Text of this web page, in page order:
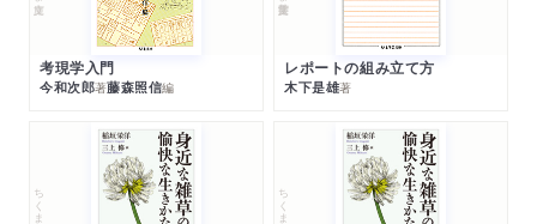
考現学入門
今和次郎著藤森照信編
レポートの組み立て方
木下是雄著
ちくま文庫 ちくま文庫